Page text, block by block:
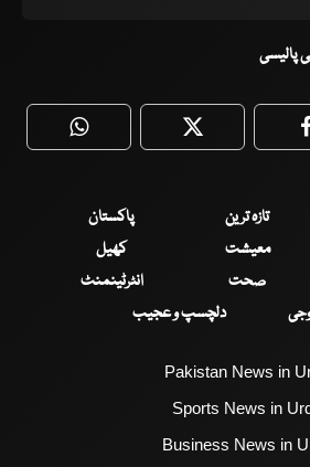
پالیسی
WhatsApp Twitter
تازہ ترین
پاکستان
معیشت
کھیل
صحت
انٹرٹینمنٹ
دلچسپ و عجیب
Pakistan News in
Sports News in
Business News in